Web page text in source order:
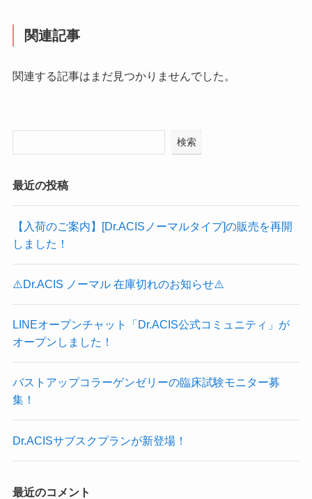
関連記事
関連する記事はまだ見つかりませんでした。
検索
最近の投稿
【入荷のご案内】[Dr.ACISノーマルタイプ]の販売を再開
しました！
⚠️Dr.ACIS ノーマル 在庫切れのお知らせ⚠️
LINEオープンチャット「Dr.ACIS公式コミュニティ」が
オープンしました！
バストアップコラーゲンゼリーの臨床試験モニター募
集！
Dr.ACISサブスクプランが新登場！
最近のコメント